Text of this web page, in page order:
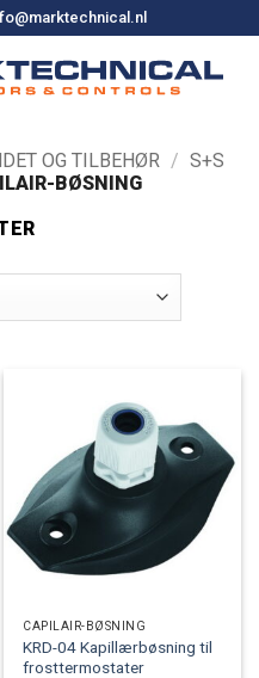
OG TILBEHØR / S+S
BØSNING
CAPILAIR-BØSNING
KRD-04 Kapillærbøsning til
frosttermostater